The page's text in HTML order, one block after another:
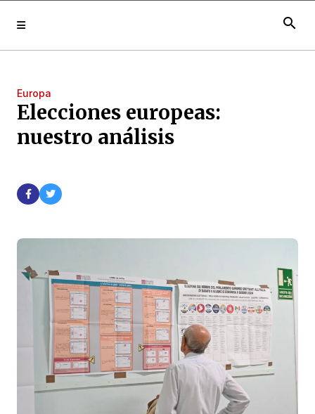
search
Europa
Elecciones europeas:
nuestro análisis